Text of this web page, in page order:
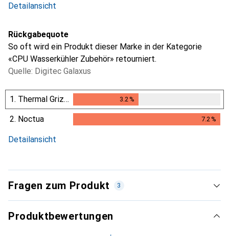
Detailansicht
Rückgabequote
So oft wird ein Produkt dieser Marke in der Kategorie
«CPU Wasserkühler Zubehör» retourniert.
Quelle: Digitec Galaxus
1. Thermal Grizzly 3.2 %
2. Noctua 7.2 %
Detailansicht
Fragen zum Produkt 3
Produktbewertungen